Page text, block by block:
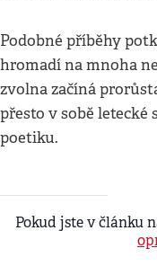
Podobné příběhy
hromadí na mnoha
zvolna začíná
přesto v sobě
poetiku.
Pokud jste v článku